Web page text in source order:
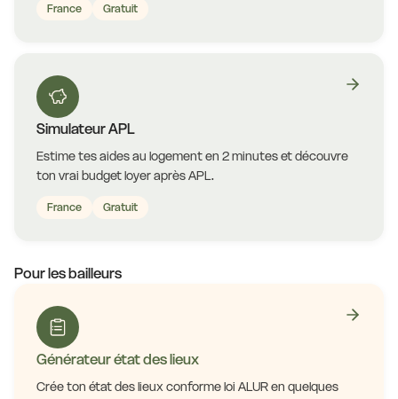
France Gratuit
Simulateur APL
Estime tes aides au logement en 2 minutes et découvre
ton vrai budget loyer après APL.
France Gratuit
Pour les bailleurs
Générateur état des lieux
Crée ton état des lieux conforme loi ALUR en quelques